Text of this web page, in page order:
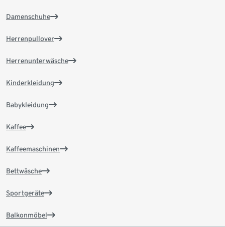
Damenschuhe
Herrenpullover
Herrenunterwäsche
Kinderkleidung
Babykleidung
Kaffee
Kaffeemaschinen
Bettwäsche
Sportgeräte
Balkonmöbel